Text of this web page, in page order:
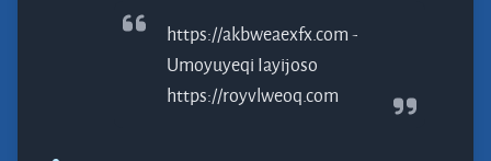
https://akbweaexfx.com -
Umoyuyeqi Iayijoso
https://royvlweoq.com